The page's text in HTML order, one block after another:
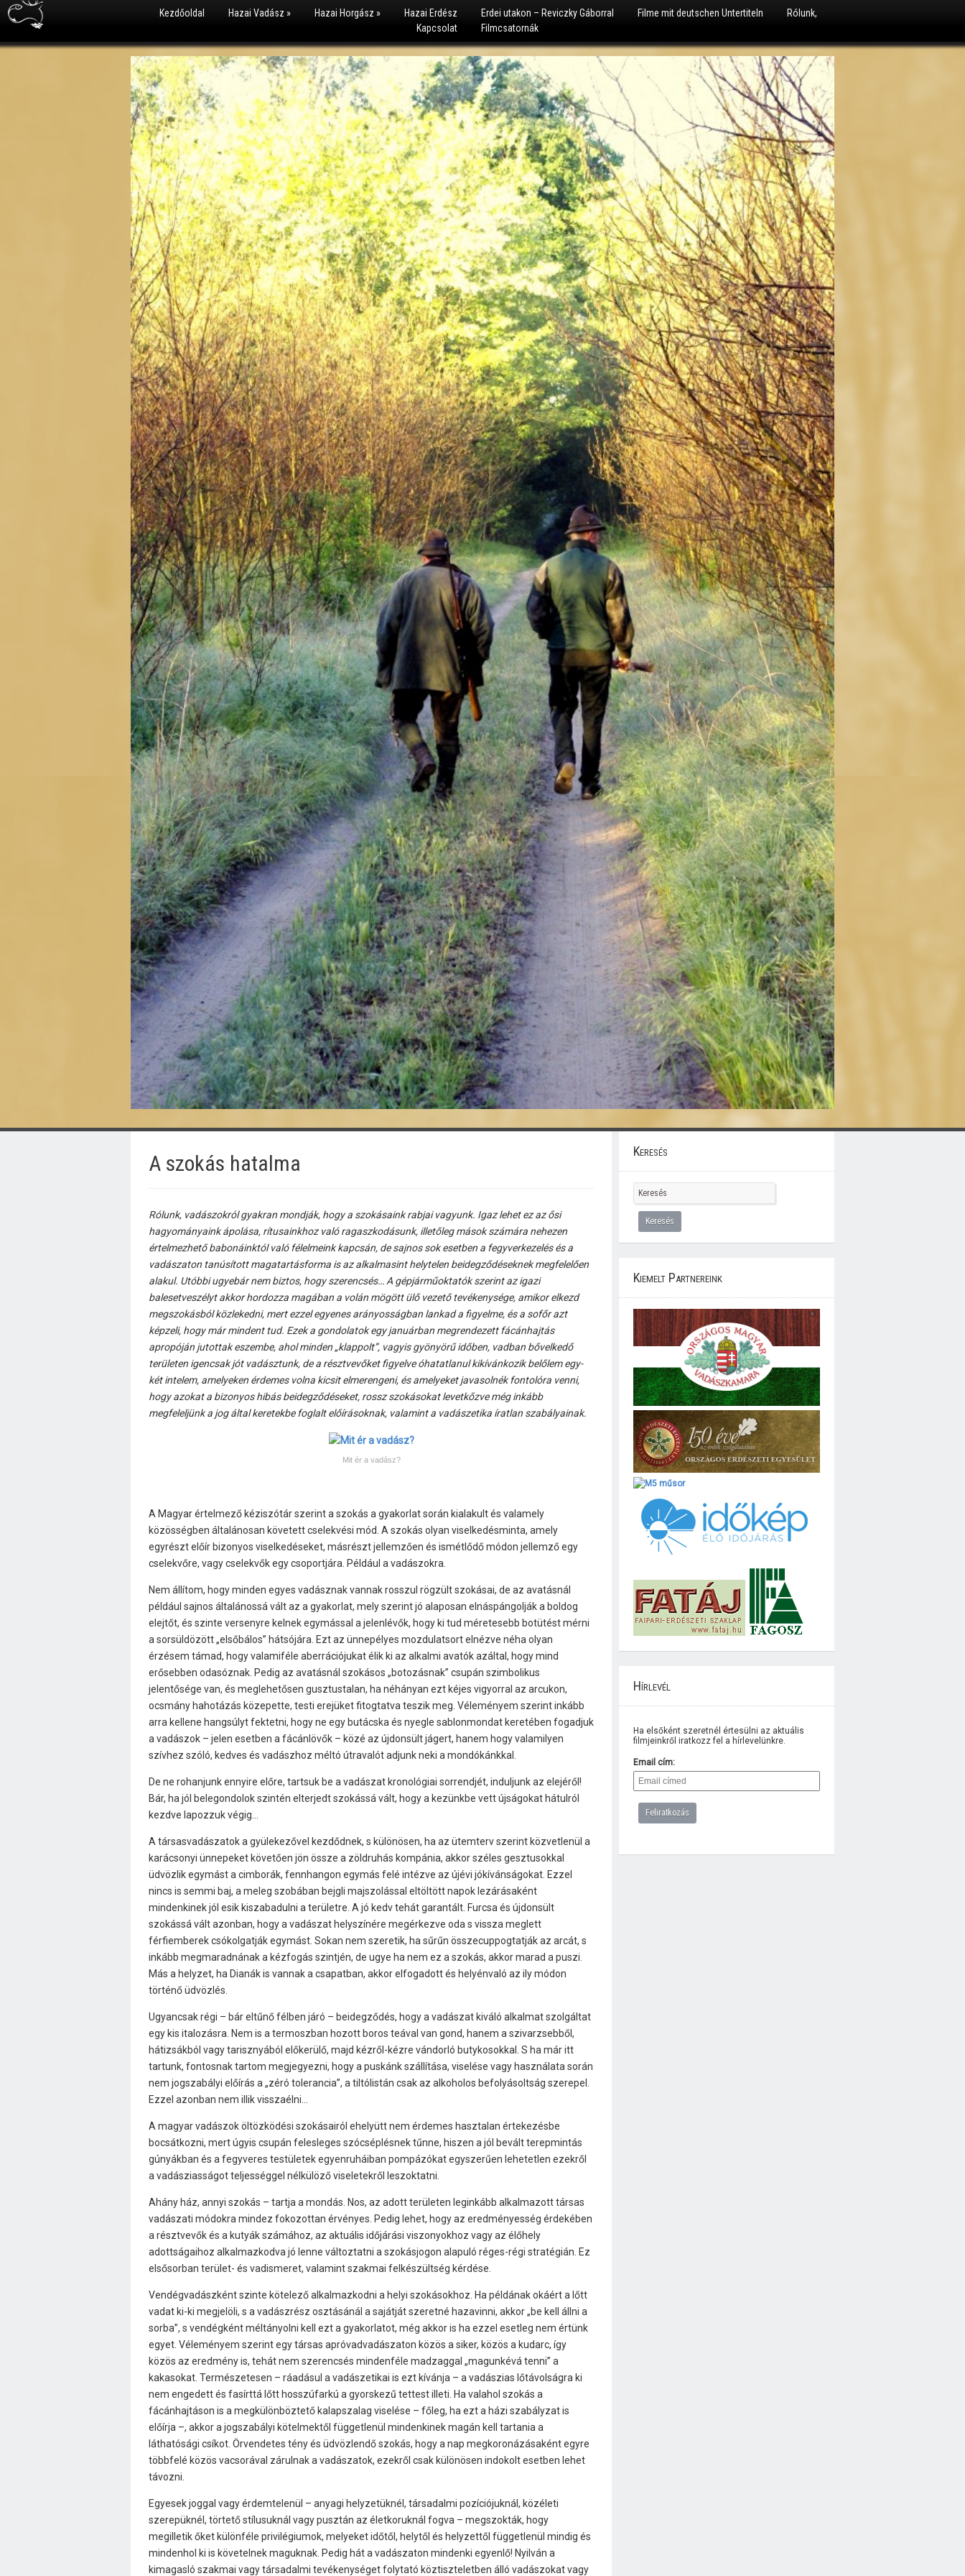
Kezdőoldal Hazai Vadász » Hazai Horgász » Hazai Erdész Erdei utakon – Reviczky Gáborral Filme mit deutschen Untertiteln
Rólunk,
Kapcsolat
Filmcsatornák
A szokás hatalma
Rólunk, vadászokról gyakran mondják, hogy a szokásaink rabjai vagyunk. Igaz lehet ez az ősi
hagyományaink ápolása, rítusainkhoz való ragaszkodásunk, illetőleg mások számára nehezen
értelmezhető babonáinktól való félelmeink kapcsán, de sajnos sok esetben a fegyverkezelés és a
vadászaton tanúsított magatartásforma is az alkalmasint helytelen beidegződéseknek megfelelően
alakul. Utóbbi ugyebár nem biztos, hogy szerencsés… A gépjárműoktatók szerint az igazi
balesetveszélyt akkor hordozza magában a volán mögött ülő vezető tevékenysége, amikor elkezd
megszokásból közlekedni, mert ezzel egyenes arányosságban lankad a figyelme, és a sofőr azt
képzeli, hogy már mindent tud. Ezek a gondolatok egy januárban megrendezett fácánhajtás
apropóján jutottak eszembe, ahol minden „klappolt”, vagyis gyönyörű időben, vadban bővelkedő
területen igencsak jót vadásztunk, de a résztvevőket figyelve óhatatlanul kikívánkozik belőlem egy-
két intelem, amelyeken érdemes volna kicsit elmerengeni, és amelyeket javasolnék fontolóra venni,
hogy azokat a bizonyos hibás beidegződéseket, rossz szokásokat levetkőzve még inkább
megfeleljünk a jog által keretekbe foglalt előírásoknak, valamint a vadászetika íratlan szabályainak.
Mit ér a vadász?
A Magyar értelmező kéziszótár szerint a szokás a gyakorlat során kialakult és valamely
közösségben általánosan követett cselekvési mód. A szokás olyan viselkedésminta, amely
egyrészt előír bizonyos viselkedéseket, másrészt jellemzően és ismétlődő módon jellemző egy
cselekvőre, vagy cselekvők egy csoportjára. Például a vadászokra.
Nem állítom, hogy minden egyes vadásznak vannak rosszul rögzült szokásai, de az avatásnál
például sajnos általánossá vált az a gyakorlat, mely szerint jó alaposan elnáspángolják a boldog
elejtőt, és szinte versenyre kelnek egymással a jelenlévők, hogy ki tud méretesebb botütést mérni
a sorsüldözött „elsőbálos” hátsójára. Ezt az ünnepélyes mozdulatsort elnézve néha olyan
érzésem támad, hogy valamiféle aberrációjukat élik ki az alkalmi avatók azáltal, hogy mind
erősebben odasóznak. Pedig az avatásnál szokásos „botozásnak” csupán szimbolikus
jelentősége van, és meglehetősen gusztustalan, ha néhányan ezt kéjes vigyorral az arcukon,
ocsmány hahotázás közepette, testi erejüket fitogtatva teszik meg. Véleményem szerint inkább
arra kellene hangsúlyt fektetni, hogy ne egy butácska és nyegle sablonmondat keretében fogadjuk
a vadászok – jelen esetben a fácánlövők – közé az újdonsült jágert, hanem hogy valamilyen
szívhez szóló, kedves és vadászhoz méltó útravalót adjunk neki a mondókánkkal.
De ne rohanjunk ennyire előre, tartsuk be a vadászat kronológiai sorrendjét, induljunk az elejéről!
Bár, ha jól belegondolok szintén elterjedt szokássá vált, hogy a kezünkbe vett újságokat hátulról
kezdve lapozzuk végig…
A társasvadászatok a gyülekezővel kezdődnek, s különösen, ha az ütemterv szerint közvetlenül a
karácsonyi ünnepeket követően jön össze a zöldruhás kompánia, akkor széles gesztusokkal
üdvözlik egymást a cimborák, fennhangon egymás felé intézve az újévi jókívánságokat. Ezzel
nincs is semmi baj, a meleg szobában bejgli majszolással eltöltött napok lezárásaként
mindenkinek jól esik kiszabadulni a területre. A jó kedv tehát garantált. Furcsa és újdonsült
szokássá vált azonban, hogy a vadászat helyszínére megérkezve oda s vissza meglett
férfiemberek csókolgatják egymást. Sokan nem szeretik, ha sűrűn összecuppogtatják az arcát, s
inkább megmaradnának a kézfogás szintjén, de ugye ha nem ez a szokás, akkor marad a puszi.
Más a helyzet, ha Dianák is vannak a csapatban, akkor elfogadott és helyénvaló az ily módon
történő üdvözlés.
Ugyancsak régi – bár eltűnő félben járó – beidegződés, hogy a vadászat kiváló alkalmat szolgáltat
egy kis italozásra. Nem is a termoszban hozott boros teával van gond, hanem a szivarzsebből,
hátizsákból vagy tarisznyából előkerülő, majd kézről-kézre vándorló butykosokkal. S ha már itt
tartunk, fontosnak tartom megjegyezni, hogy a puskánk szállítása, viselése vagy használata során
nem jogszabályi előírás a „zéró tolerancia”, a tiltólistán csak az alkoholos befolyásoltság szerepel.
Ezzel azonban nem illik visszaélni…
A magyar vadászok öltözködési szokásairól ehelyütt nem érdemes hasztalan értekezésbe
bocsátkozni, mert úgyis csupán felesleges szócséplésnek tűnne, hiszen a jól bevált terepmintás
gúnyákban és a fegyveres testületek egyenruháiban pompázókat egyszerűen lehetetlen ezekről
a vadásziasságot teljességgel nélkülöző viseletekről leszoktatni.
Ahány ház, annyi szokás – tartja a mondás. Nos, az adott területen leginkább alkalmazott társas
vadászati módokra mindez fokozottan érvényes. Pedig lehet, hogy az eredményesség érdekében
a résztvevők és a kutyák számához, az aktuális időjárási viszonyokhoz vagy az élőhely
adottságaihoz alkalmazkodva jó lenne változtatni a szokásjogon alapuló réges-régi stratégián. Ez
elsősorban terület- és vadismeret, valamint szakmai felkészültség kérdése.
Vendégvadászként szinte kötelező alkalmazkodni a helyi szokásokhoz. Ha példának okáért a lőtt
vadat ki-ki megjelöli, s a vadászrész osztásánál a sajátját szeretné hazavinni, akkor „be kell állni a
sorba”, s vendégként méltányolni kell ezt a gyakorlatot, még akkor is ha ezzel esetleg nem értünk
egyet. Véleményem szerint egy társas apróvadvadászaton közös a siker, közös a kudarc, így
közös az eredmény is, tehát nem szerencsés mindenféle madzaggal „magunkévá tenni” a
kakasokat. Természetesen – ráadásul a vadászetikai is ezt kívánja – a vadászias lőtávolságra ki
nem engedett és fasírttá lőtt hosszúfarkú a gyorskezű tettest illeti. Ha valahol szokás a
fácánhajtáson is a megkülönböztető kalapszalag viselése – főleg, ha ezt a házi szabályzat is
előírja –, akkor a jogszabályi kötelmektől függetlenül mindenkinek magán kell tartania a
láthatósági csíkot. Örvendetes tény és üdvözlendő szokás, hogy a nap megkoronázásaként egyre
többfelé közös vacsorával zárulnak a vadászatok, ezekről csak különösen indokolt esetben lehet
távozni.
Egyesek joggal vagy érdemtelenül – anyagi helyzetüknél, társadalmi pozíciójuknál, közéleti
szerepüknél, törtető stílusuknál vagy pusztán az életkoruknál fogva – megszokták, hogy
megilletik őket különféle privilégiumok, melyeket időtől, helytől és helyzettől függetlenül mindig és
mindenhol ki is követelnek maguknak. Pedig hát a vadászaton mindenki egyenlő! Nyilván a
kimagasló szakmai vagy társadalmi tevékenységet folytató köztiszteletben álló vadászokat vagy
Keresés
Kiemelt Partnereink
Hírlevél
Ha elsőként szeretnél értesülni az aktuális
filmjeinkről iratkozz fel a hírlevelünkre.
Email cím: